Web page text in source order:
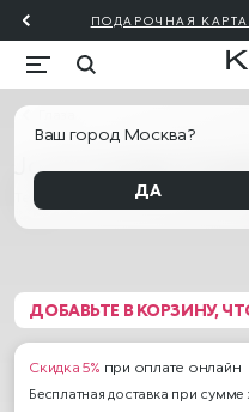
ПОДАРОЧНАЯ
Ваш город Москва?
ДА
Joyful Holiday
Тени
ДОБАВЬТЕ В КОРЗИНУ,
Скидка 5% при оплате онлайн
Бесплатная доставка при